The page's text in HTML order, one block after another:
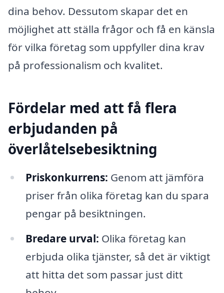
dina behov. Dessutom skapar det en
möjlighet att ställa frågor och få en känsla
för vilka företag som uppfyller dina krav
på professionalism och kvalitet.
Fördelar med att få flera
erbjudanden på
överlåtelsebesiktning
Priskonkurrens: Genom att jämföra
priser från olika företag kan du spara
pengar på besiktningen.
Bredare urval: Olika företag kan
erbjuda olika tjänster, så det är viktigt
att hitta det som passar just ditt